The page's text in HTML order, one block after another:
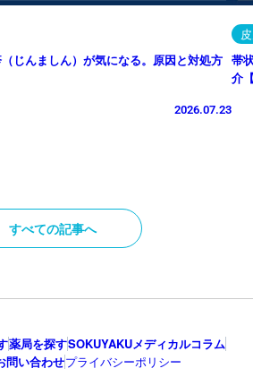
じんましん）が気になる。原因と対処方
2026.07.23
帯
介
すべての記事へ
薬局を探すSOKUYAKUメディカルコラム
問い合わせプライバシーポリシー